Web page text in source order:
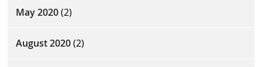
May 2020(2)
August 2020(2)